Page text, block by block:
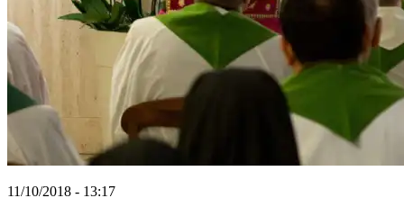
11/10/2018 - 13:17